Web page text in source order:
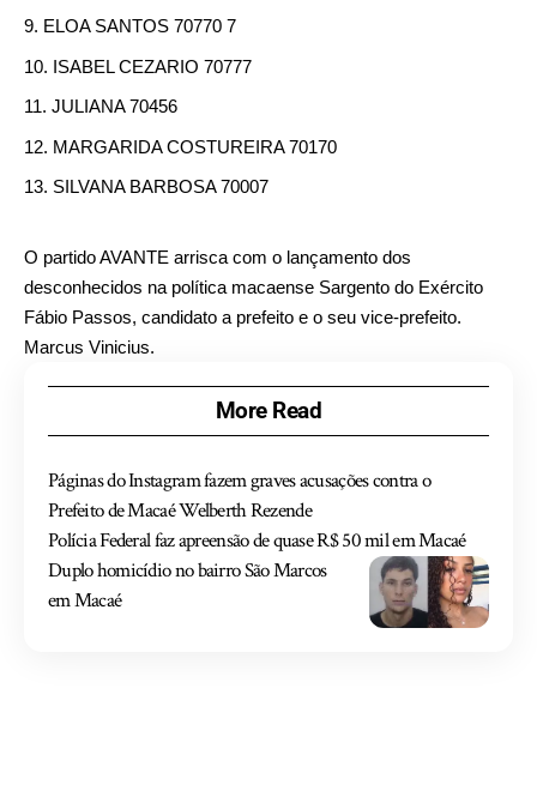
ELOA SANTOS 70770 7
ISABEL CEZARIO 70777
JULIANA 70456
MARGARIDA COSTUREIRA 70170
SILVANA BARBOSA 70007
O partido AVANTE arrisca com o lançamento dos
desconhecidos na política macaense Sargento do Exército
Fábio Passos, candidato a prefeito e o seu vice-prefeito.
Marcus Vinicius.
More Read
Páginas do Instagram fazem graves acusações contra o
Prefeito de Macaé Welberth Rezende
Polícia Federal faz apreensão de quase R$ 50 mil em Macaé
Duplo homicídio no bairro São Marcos
em Macaé